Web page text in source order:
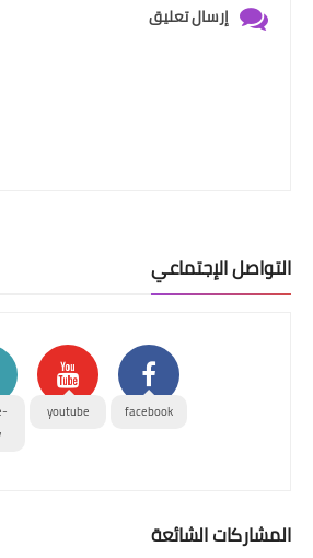
إرسال تعليق
التواصل الإجتماعي
facebook
youtube
المشاركات الشائعة